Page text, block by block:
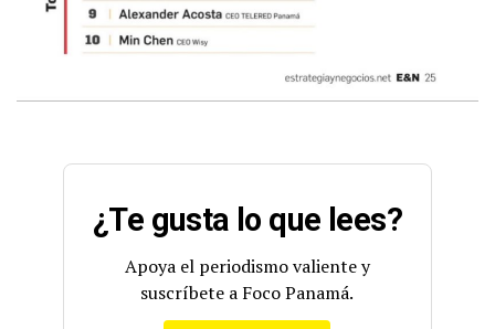
¿Te gusta lo que lees?
Apoya el periodismo valiente y
suscríbete a Foco Panamá.